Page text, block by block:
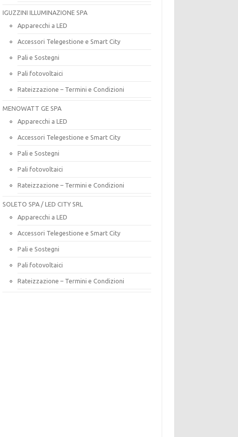
IGUZZINI ILLUMINAZIONE SPA
Apparecchi a LED
Accessori Telegestione e Smart City
Pali e Sostegni
Pali fotovoltaici
Rateizzazione – Termini e Condizioni
MENOWATT GE SPA
Apparecchi a LED
Accessori Telegestione e Smart City
Pali e Sostegni
Pali fotovoltaici
Rateizzazione – Termini e Condizioni
SOLETO SPA / LED CITY SRL
Apparecchi a LED
Accessori Telegestione e Smart City
Pali e Sostegni
Pali fotovoltaici
Rateizzazione – Termini e Condizioni